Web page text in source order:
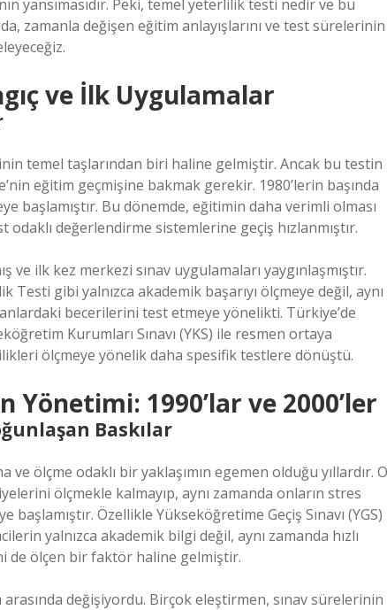
yansımasıdır. Peki, temel yeterlilik testi nedir ve bu
zamanla değişen eğitim anlayışlarını ve test sürelerinin
ve İlk Uygulamalar
temel taşlarından biri haline gelmiştir. Ancak bu testin
eğitim geçmişine bakmak gerekir. 1980’lerin başında
başlamıştır. Bu dönemde, eğitimin daha verimli olması
odaklı değerlendirme sistemlerine geçiş hızlanmıştır.
ve ilk kez merkezi sınav uygulamaları yaygınlaşmıştır.
gibi yalnızca akademik başarıyı ölçmeye değil, aynı
becerilerini test etmeye yönelikti. Türkiye’de
Kurumları Sınavı (YKS) ile resmen ortaya
ölçmeye yönelik daha spesifik testlere dönüştü.
Yönetimi: 1990’lar ve 2000’ler
Baskılar
ölçme odaklı bir yaklaşımın egemen olduğu yıllardır. O
ölçmekle kalmayıp, aynı zamanda onların stres
Özellikle Yükseköğretime Geçiş Sınavı (YGS)
yalnızca akademik bilgi değil, aynı zamanda hızlı
de ölçen bir faktör haline gelmiştir.
değişiyordu. Birçok eleştirmen, sınav sürelerinin